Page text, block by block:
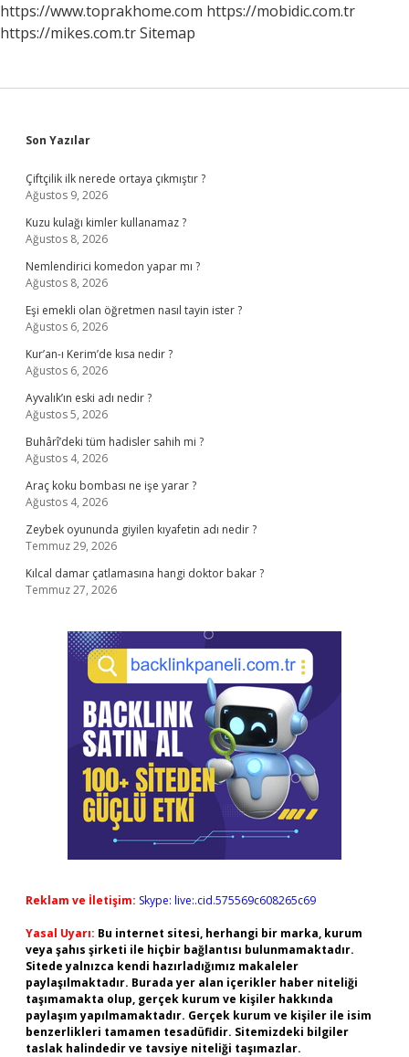
https://www.toprakhome.com https://mobidic.com.tr
https://mikes.com.trSitemap
Sidebar
Son Yazılar
Çiftçilik ilk nerede ortaya çıkmıştır ?
Ağustos 9, 2026
Kuzu kulağı kimler kullanamaz ?
Ağustos 8, 2026
Nemlendirici komedon yapar mı ?
Ağustos 8, 2026
Eşi emekli olan öğretmen nasıl tayin ister ?
Ağustos 6, 2026
Kur’an-ı Kerim’de kısa nedir ?
Ağustos 6, 2026
Ayvalık’ın eski adı nedir ?
Ağustos 5, 2026
Buhârî’deki tüm hadisler sahih mi ?
Ağustos 4, 2026
Araç koku bombası ne işe yarar ?
Ağustos 4, 2026
Zeybek oyununda giyilen kıyafetin adı nedir ?
Temmuz 29, 2026
Kılcal damar çatlamasına hangi doktor bakar ?
Temmuz 27, 2026
Reklam ve İletişim: Skype: live:.cid.575569c608265c69
Yasal Uyarı: Bu internet sitesi, herhangi bir marka, kurum
veya şahıs şirketi ile hiçbir bağlantısı bulunmamaktadır.
Sitede yalnızca kendi hazırladığımız makaleler
paylaşılmaktadır. Burada yer alan içerikler haber niteliği
taşımamakta olup, gerçek kurum ve kişiler hakkında
paylaşım yapılmamaktadır. Gerçek kurum ve kişiler ile isim
benzerlikleri tamamen tesadüfidir. Sitemizdeki bilgiler
taslak halindedir ve tavsiye niteliği taşımazlar.